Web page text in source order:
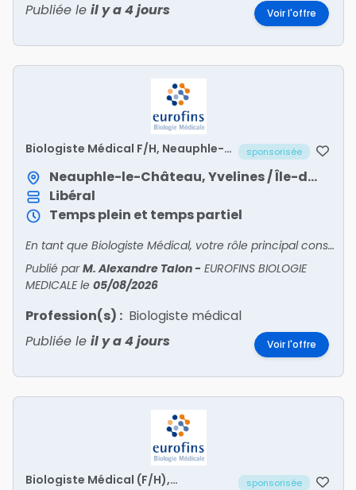
Publiée le il y a 4 jours Voir l'offre
Biologiste Médical F/H, Neauphle-
sponsorisée
Neauphle-le-Château, Yvelines / Île-de-France
Libéral
Temps plein et temps partiel
En tant que Biologiste Médical, votre rôle principal consiste à encadrer toutes les activités du site sous votre responsabilité. Vous êtes en relation avec patients et confrères pour l'accueil
Publié parM. Alexandre Talon- EUROFINS BIOLOGIE
MEDICALEle 05/08/2026
Profession(s) : Biologiste médical
Publiée le il y a 4 jours Voir l'offre
Biologiste Médical (F/H),
sponsorisée